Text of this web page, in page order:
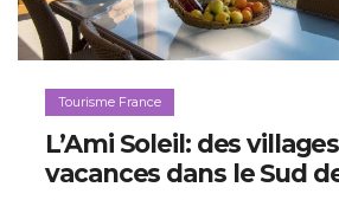
Tourisme France
L’Ami Soleil: des
vacances dans le Sud